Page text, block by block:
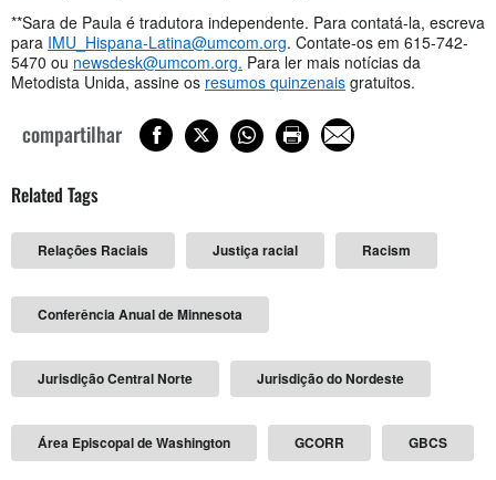
**Sara de Paula é tradutora independente. Para contatá-la, escreva
para IMU_Hispana-Latina@umcom.org. Contate-os em 615-742-
5470 ou newsdesk@umcom.org. Para ler mais notícias da
Metodista Unida, assine os resumos quinzenais gratuitos.
compartilhar
Related Tags
Relações Raciais Justiça racial Racism
Conferência Anual de Minnesota
Jurisdição Central Norte Jurisdição do Nordeste
Área Episcopal de Washington GCORR GBCS